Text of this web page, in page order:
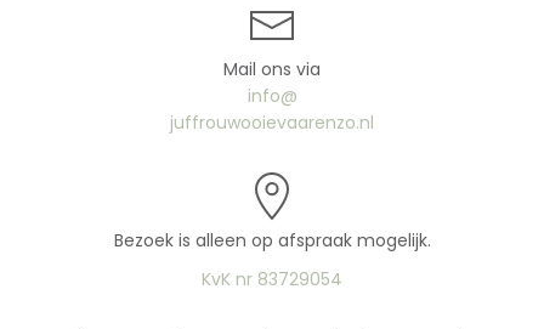
Mail ons via
info@
juffrouwooievaarenzo.nl
Bezoek is alleen op afspraak mogelijk.
KvK nr 83729054